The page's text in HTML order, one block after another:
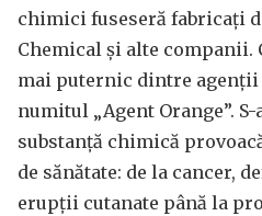
chimici fuseseră fabricați
Chemical și alte companii.
mai puternic dintre agenții
numitul „Agent Orange”. S-
substanță chimică
de sănătate: de la cancer,
erupții cutanate până la